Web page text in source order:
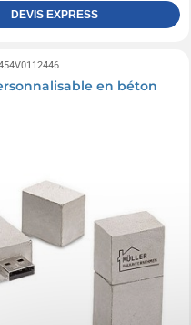
DEVIS EXPRESS
en béton